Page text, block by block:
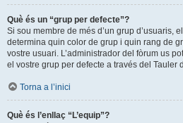
Què és un “grup per defecte”?
Si sou membre de més d’un grup d’usuaris,
determina quin color de grup i quin rang de
vostre usuari. L’administrador del fòrum us
el vostre grup per defecte a través del Tauler
Torna a l’inici
Què és l’enllaç “L’equip”?